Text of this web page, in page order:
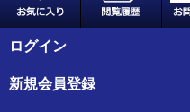
ログイン
新規会員登録